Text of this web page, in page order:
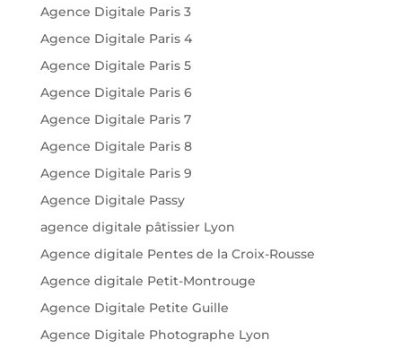
Agence Digitale Paris 3
Agence Digitale Paris 4
Agence Digitale Paris 5
Agence Digitale Paris 6
Agence Digitale Paris 7
Agence Digitale Paris 8
Agence Digitale Paris 9
Agence Digitale Passy
agence digitale pâtissier Lyon
Agence digitale Pentes de la Croix-Rousse
Agence digitale Petit-Montrouge
Agence Digitale Petite Guille
Agence Digitale Photographe Lyon